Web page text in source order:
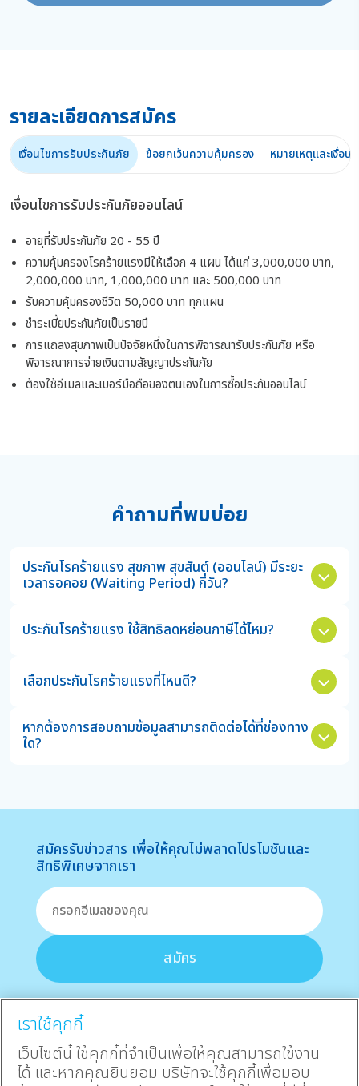
รายละเอียดการสมัคร
เงื่อนไขการรับประกันภัย ข้อยกเว้นความคุ้มครอง หมายเหตุและเงื่อ
เงื่อนไขการรับประกันภัยออนไลน์
อายุที่รับประกันภัย 20 - 55 ปี
ความคุ้มครองโรคร้ายแรงมีให้เลือก 4 แผน ได้แก่ 3,000,000 บาท,
2,000,000 บาท, 1,000,000 บาท และ 500,000 บาท
รับความคุ้มครองชีวิต 50,000 บาท ทุกแผน
ชำระเบี้ยประกันภัยเป็นรายปี
การแถลงสุขภาพเป็นปัจจัยหนึ่งในการพิจารณารับประกันภัย หรือ
พิจารณาการจ่ายเงินตามสัญญาประกันภัย
ต้องใช้อีเมลและเบอร์มือถือของตนเองในการซื้อประกันออนไลน์
คำถามที่พบบ่อย
ประกันโรคร้ายแรง สุขภาพ สุขสันต์ (ออนไลน์) มีระยะ
เวลารอคอย (Waiting Period) กี่วัน?
ประกันโรคร้ายแรง ใช้สิทธิลดหย่อนภาษีได้ไหม?
เลือกประกันโรคร้ายแรงที่ไหนดี?
หากต้องการสอบถามข้อมูลสามารถติดต่อได้ที่ช่องทาง
ใด?
สมัครรับข่าวสาร เพื่อให้คุณไม่พลาดโปรโมชันและ
สิทธิพิเศษจากเรา
สมัคร
แบบประกันออนไลน์
ประกันทั้งหมด
โปรโมชัน
เราใช้คุกกี้
เว็บไซต์นี้ ใช้คุกกี้ที่จำเป็นเพื่อให้คุณสามารถใช้งาน
ได้ และหากคุณยินยอม บริษัทจะใช้คุกกี้เพื่อมอบ